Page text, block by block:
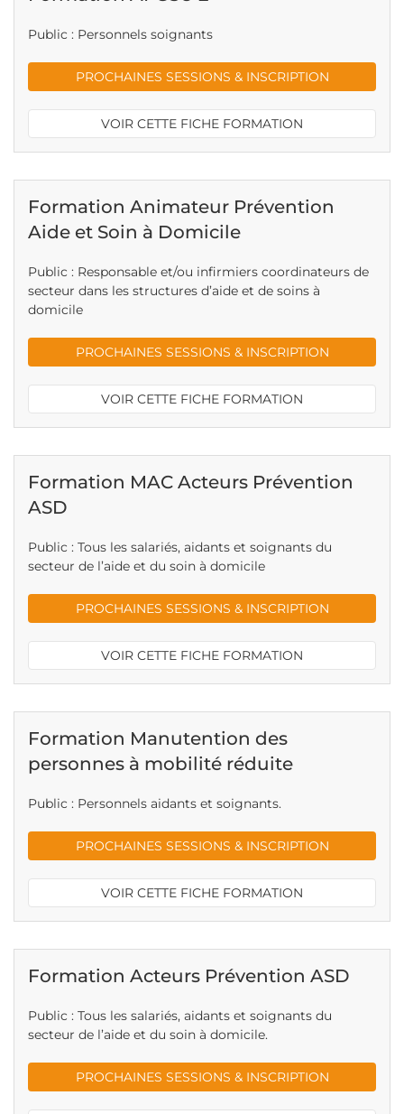
Public : Personnels soignants
PROCHAINES SESSIONS & INSCRIPTION
VOIR CETTE FICHE FORMATION
Formation Animateur Prévention
Aide et Soin à Domicile
Public : Responsable et/ou infirmiers coordinateurs de
secteur dans les structures d’aide et de soins à
domicile
PROCHAINES SESSIONS & INSCRIPTION
VOIR CETTE FICHE FORMATION
Formation MAC Acteurs Prévention
ASD
Public : Tous les salariés, aidants et soignants du
secteur de l’aide et du soin à domicile
PROCHAINES SESSIONS & INSCRIPTION
VOIR CETTE FICHE FORMATION
Formation Manutention des
personnes à mobilité réduite
Public : Personnels aidants et soignants.
PROCHAINES SESSIONS & INSCRIPTION
VOIR CETTE FICHE FORMATION
Formation Acteurs Prévention ASD
Public : Tous les salariés, aidants et soignants du
secteur de l’aide et du soin à domicile.
PROCHAINES SESSIONS & INSCRIPTION